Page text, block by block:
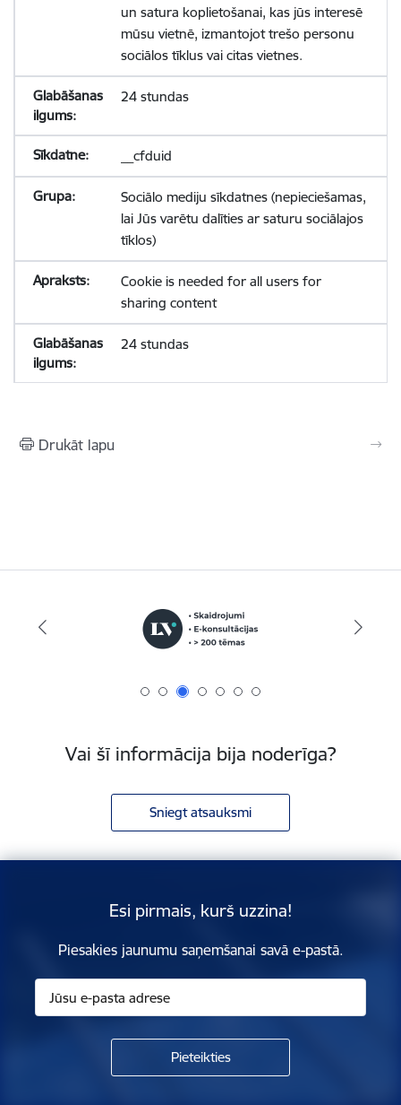
un satura koplietošanai, kas jūs interesē
mūsu vietnē, izmantojot trešo personu
sociālos tīklus vai citas vietnes.
24 stundas
__cfduid
Sociālo mediju sīkdatnes (nepieciešamas,
lai Jūs varētu dalīties ar saturu sociālajos
tīklos)
Cookie is needed for all users for
sharing content
24 stundas
Drukāt lapu
Vai šī informācija bija noderīga?
Sniegt atsauksmi
Esi pirmais, kurš uzzina!
Piesakies jaunumu saņemšanai savā e-pastā.